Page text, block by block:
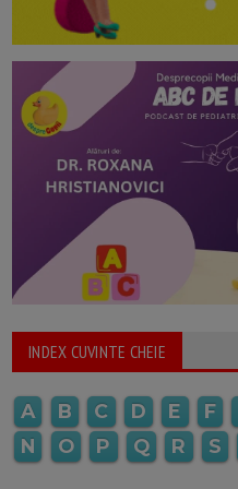
INDEX CUVINTE CHEIE
A B C D E F
N
O P Q R S